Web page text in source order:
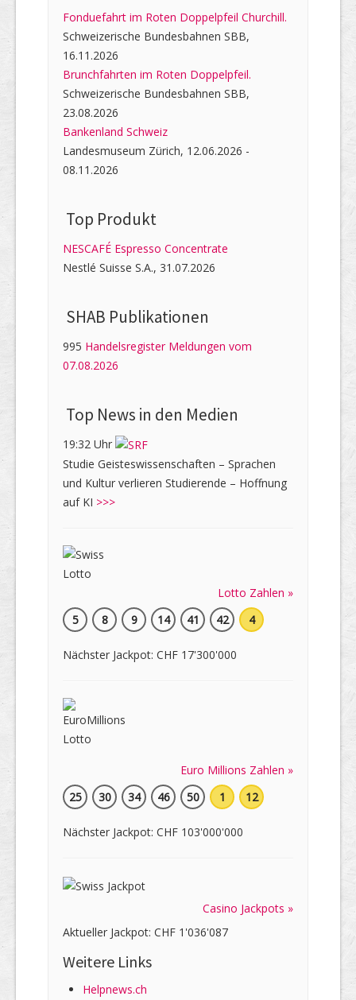
Fonduefahrt im Roten Doppelpfeil Churchill.
Schweizerische Bundesbahnen SBB,
16.11.2026
Brunchfahrten im Roten Doppelpfeil.
Schweizerische Bundesbahnen SBB,
23.08.2026
Bankenland Schweiz
Landesmuseum Zürich, 12.06.2026 -
08.11.2026
Top Produkt
NESCAFÉ Espresso Concentrate
Nestlé Suisse S.A., 31.07.2026
SHAB Publi­kati­onen
995 Handelsregister Meldungen vom
07.08.2026
Top News in den Medien
19:32 Uhr
Studie Geisteswissenschaften – Sprachen
und Kultur verlieren Studierende – Hoffnung
auf KI >>>
Lotto Zahlen »
5
8 9 14 41 42 4
Nächster Jackpot: CHF 17'300'000
Euro Millions Zahlen »
25
30 34 46 50 1 12
Nächster Jackpot: CHF 103'000'000
Casino Jackpots »
Aktueller Jackpot: CHF 1'036'087
Weitere Links
Helpnews.ch